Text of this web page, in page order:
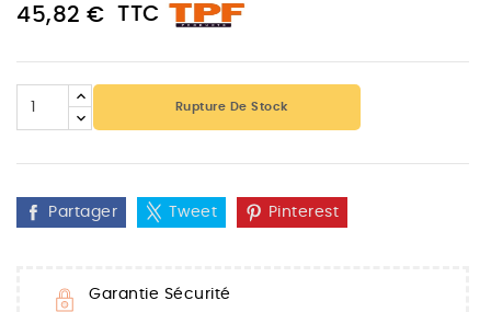
45,82 € TTC
Rupture De Stock
Partager Tweet Pinterest
Garantie Sécurité